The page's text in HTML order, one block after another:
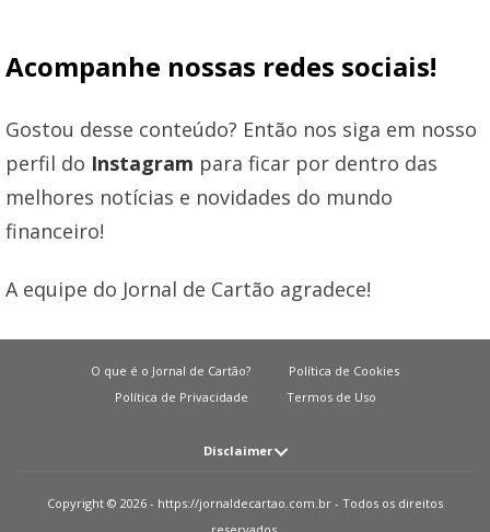
Acompanhe nossas redes sociais!
Gostou desse conteúdo? Então nos siga em nosso
perfil do Instagram para ficar por dentro das
melhores notícias e novidades do mundo
financeiro!
A equipe do Jornal de Cartão agradece!
O que é o Jornal de Cartão?
Política de Cookies
Política de Privacidade
Termos de Uso
Disclaimer
em dinheiro para liberação de qualquer tipo de produto financeiro, seja
Copyright © 2026 - https://jornaldecartao.com.br - Todos os direitos